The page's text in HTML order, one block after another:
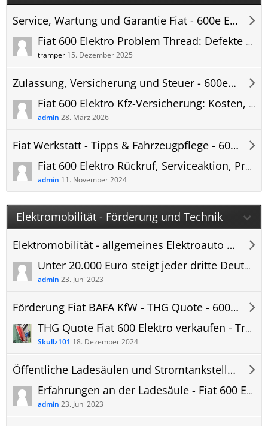
Service, Wartung und Garantie Fiat - 600e Elektro Forum
Fiat 600 Elektro Problem Thread: Defekte - Störungen - Fehler - Meldungen
tramper 15. Dezember 2025
Zulassung, Versicherung und Steuer - 600e Elektro Forum
Fiat 600 Elektro Kfz-Versicherung: Kosten, Erfahrungen und Versicherungsvergleich
admin 28. März 2026
Fiat Werkstatt - Tipps & Fahrzeugpflege - 600e Elektro Forum
Fiat 600 Elektro Rückruf, Serviceaktion, Produktmängel
admin 11. November 2024
Elektromobilität - Förderung und Technik
Elektromobilität - allgemeines Elektroauto Forum
Unter 20.000 Euro steigt jeder dritte Deutsche auf Elektroauto um
admin 23. Juni 2023
Förderung Fiat BAFA KfW - THG Quote - 600e Elektro Forum
THG Quote Fiat 600 Elektro verkaufen - Treibhausgas CO2 - Vergleich Prämie Forum
Skullz101 18. Dezember 2024
Öffentliche Ladesäulen und Stromtankstellen
Erfahrungen an der Ladesäule - Fiat 600 Elektro laden - Bilder und Erkenntnisse - Ladestation, öffentlich.
admin 23. Juni 2023